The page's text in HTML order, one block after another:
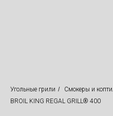
Угольные грили / Смокеры и
BROIL KING REGAL GRILL® 400